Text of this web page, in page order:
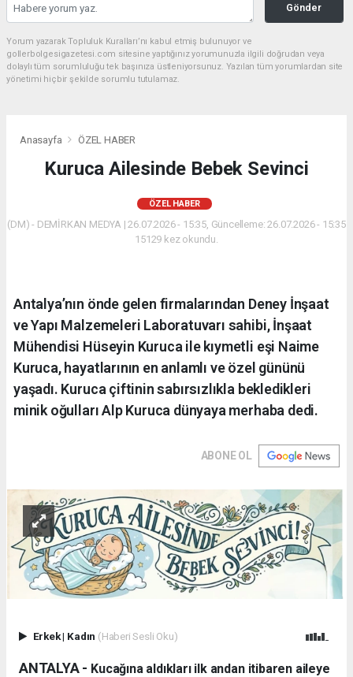
Gönder
Yorum yazarak Topluluk Kuralları’nı kabul etmiş bulunuyor ve
gollerbolgesigazetesi.com sitesine yaptığınız yorumunuzla ilgili doğrudan veya
dolaylı tüm sorumluluğu tek başınıza üstleniyorsunuz. Yazılan tüm yorumlardan site
yönetimi hiçbir şekilde sorumlu tutulamaz.
Anasayfa ÖZEL HABER
Kuruca Ailesinde Bebek Sevinci
ÖZEL HABER
(DM) - DEMİRKAN MEDYA | 26.07.2026 - 15:35, Güncelleme: 26.07.2026 - 15:35
15129 kez okundu.
Antalya’nın önde gelen firmalarından Deney İnşaat
ve Yapı Malzemeleri Laboratuvarı sahibi, İnşaat
Mühendisi Hüseyin Kuruca ile kıymetli eşi Naime
Kuruca, hayatlarının en anlamlı ve özel gününü
yaşadı. Kuruca çiftinin sabırsızlıkla bekledikleri
minik oğulları Alp Kuruca dünyaya merhaba dedi.
ABONE OL
Erkek| Kadın (Haberi Sesli Oku)
ANTALYA - ​ Kucağına aldıkları ilk andan itibaren aileye